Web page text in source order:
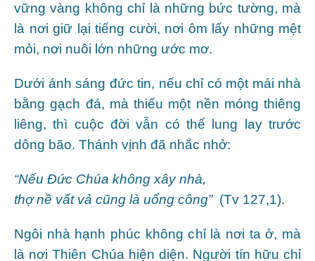
vững vàng không chỉ là những bức tường, mà
là nơi giữ lại tiếng cười, nơi ôm lấy những mệt
mỏi, nơi nuôi lớn những ước mơ.
Dưới ánh sáng đức tin, nếu chỉ có một mái nhà
bằng gạch đá, mà thiếu một nền móng thiêng
liêng, thì cuộc đời vẫn có thể lung lay trước
dông bão. Thánh vịnh đã nhắc nhở:
“Nếu Đức Chúa không xây nhà,
thợ nề vất vả cũng là uổng công”(Tv 127,1).
Ngôi nhà hạnh phúc không chỉ là nơi ta ở, mà
là nơi Thiên Chúa hiện diện. Người tín hữu chỉ